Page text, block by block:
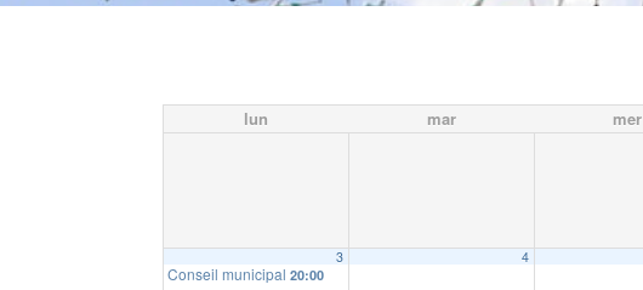
lun mar mer
3
Conseil municipal20:00
4